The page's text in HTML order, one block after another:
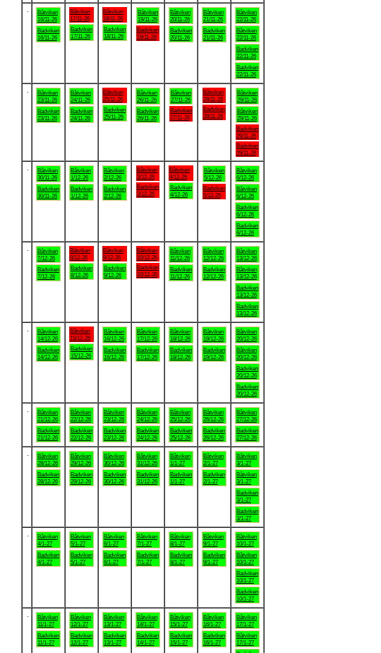
Båtviken
16/11-26
Badviken
16/11-26
Båtviken
17/11-26
Badviken
17/11-26
Båtviken
18/11-26
Badviken
18/11-26
Båtviken
19/11-26
Badviken
19/11-26
Båtviken
20/11-26
Badviken
20/11-26
Båtviken
21/11-26
Badviken
21/11-26
Båtviken
22/11-26
Båtviken
22/11-26
Badviken
22/11-26
Badviken
22/11-26
Båtviken
23/11-26
Badviken
23/11-26
Båtviken
24/11-26
Badviken
24/11-26
Båtviken
25/11-26
Badviken
25/11-26
Båtviken
26/11-26
Badviken
26/11-26
Båtviken
27/11-26
Badviken
27/11-26
Båtviken
28/11-26
Badviken
28/11-26
Båtviken
29/11-26
Båtviken
29/11-26
Badviken
29/11-26
Badviken
29/11-26
Båtviken
30/11-26
Badviken
30/11-26
Båtviken
1/12-26
Badviken
1/12-26
Båtviken
2/12-26
Badviken
2/12-26
Båtviken
3/12-26
Badviken
3/12-26
Båtviken
4/12-26
Badviken
4/12-26
Båtviken
5/12-26
Badviken
5/12-26
Båtviken
6/12-26
Båtviken
6/12-26
Badviken
6/12-26
Badviken
6/12-26
Båtviken
7/12-26
Badviken
7/12-26
Båtviken
8/12-26
Badviken
8/12-26
Båtviken
9/12-26
Badviken
9/12-26
Båtviken
10/12-26
Badviken
10/12-26
Båtviken
11/12-26
Badviken
11/12-26
Båtviken
12/12-26
Badviken
12/12-26
Båtviken
13/12-26
Båtviken
13/12-26
Badviken
13/12-26
Badviken
13/12-26
Båtviken
14/12-26
Badviken
14/12-26
Båtviken
15/12-26
Badviken
15/12-26
Båtviken
16/12-26
Badviken
16/12-26
Båtviken
17/12-26
Badviken
17/12-26
Båtviken
18/12-26
Badviken
18/12-26
Båtviken
19/12-26
Badviken
19/12-26
Båtviken
20/12-26
Båtviken
20/12-26
Badviken
20/12-26
Badviken
20/12-26
Båtviken
21/12-26
Badviken
21/12-26
Båtviken
22/12-26
Badviken
22/12-26
Båtviken
23/12-26
Badviken
23/12-26
Båtviken
24/12-26
Badviken
24/12-26
Båtviken
25/12-26
Badviken
25/12-26
Båtviken
26/12-26
Badviken
26/12-26
Båtviken
27/12-26
Badviken
27/12-26
Båtviken
28/12-26
Badviken
28/12-26
Båtviken
29/12-26
Badviken
29/12-26
Båtviken
30/12-26
Badviken
30/12-26
Båtviken
31/12-26
Badviken
31/12-26
Båtviken
1/1-27
Badviken
1/1-27
Båtviken
2/1-27
Badviken
2/1-27
Båtviken
3/1-27
Båtviken
3/1-27
Badviken
3/1-27
Badviken
3/1-27
Båtviken
4/1-27
Badviken
4/1-27
Båtviken
5/1-27
Badviken
5/1-27
Båtviken
6/1-27
Badviken
6/1-27
Båtviken
7/1-27
Badviken
7/1-27
Båtviken
8/1-27
Badviken
8/1-27
Båtviken
9/1-27
Badviken
9/1-27
Båtviken
10/1-27
Båtviken
10/1-27
Badviken
10/1-27
Badviken
10/1-27
Båtviken
11/1-27
Badviken
11/1-27
Båtviken
12/1-27
Badviken
12/1-27
Båtviken
13/1-27
Badviken
13/1-27
Båtviken
14/1-27
Badviken
14/1-27
Båtviken
15/1-27
Badviken
15/1-27
Båtviken
16/1-27
Badviken
16/1-27
Båtviken
17/1-27
Båtviken
17/1-27